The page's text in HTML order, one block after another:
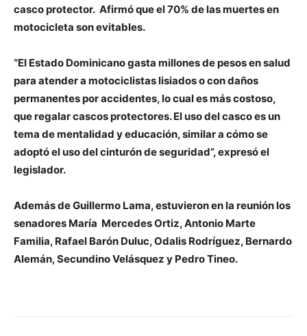
casco protector. Afirmó que el 70% de las muertes en
motocicleta son evitables.
“El Estado Dominicano gasta millones de pesos en salud
para atender a motociclistas lisiados o con daños
permanentes por accidentes, lo cual es más costoso,
que regalar cascos protectores. El uso del casco es un
tema de mentalidad y educación, similar a cómo se
adoptó el uso del cinturón de seguridad”, expresó el
legislador.
Además de Guillermo Lama, estuvieron en la reunión los
senadores María Mercedes Ortiz, Antonio Marte
Familia, Rafael Barón Duluc, Odalis Rodríguez, Bernardo
Alemán, Secundino Velásquez y Pedro Tineo.